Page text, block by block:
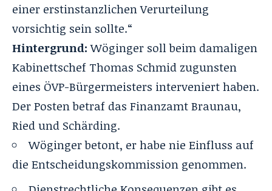
einer erstinstanzlichen Verurteilung
vorsichtig sein sollte.“
Hintergrund:Wöginger soll beim damaligen
Kabinettschef Thomas Schmid zugunsten
eines ÖVP-Bürgermeisters interveniert haben.
Der Posten betraf das Finanzamt Braunau,
Ried und Schärding.
Wöginger betont, er habe nie Einfluss auf
die Entscheidungskommission genommen.